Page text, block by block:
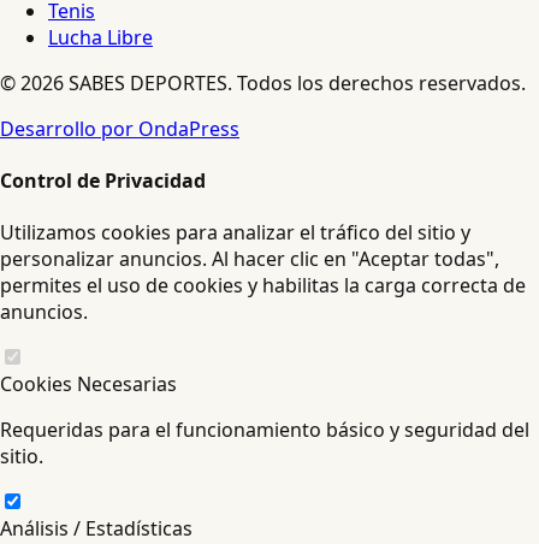
Tenis
Lucha Libre
© 2026 SABES DEPORTES. Todos los derechos reservados.
Desarrollo por OndaPress
Control de Privacidad
Utilizamos cookies para analizar el tráfico del sitio y
personalizar anuncios. Al hacer clic en "Aceptar todas",
permites el uso de cookies y habilitas la carga correcta de
anuncios.
Cookies Necesarias
Requeridas para el funcionamiento básico y seguridad del
sitio.
Análisis / Estadísticas